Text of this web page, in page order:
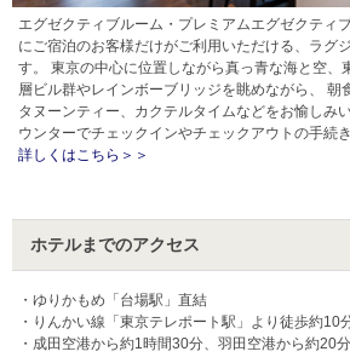
エグゼクティブルーム・プレミアムエグゼクティ
にご宿泊のお客様だけがご利用いただける、ラグ
す。 東京の中心に位置しながら真っ青な海と空、
層ビル群やレインボーブリッジを眺めながら、 朝
タヌーンティー、カクテルタイムなどをお愉しみ
ウンターでチェックインやチェックアウトの手続
詳しくはこちら＞＞
ホテルまでのアクセス
・ゆりかもめ「台場駅」直結
・りんかい線「東京テレポート駅」より徒歩約10
・成田空港から約1時間30分、羽田空港から約20分